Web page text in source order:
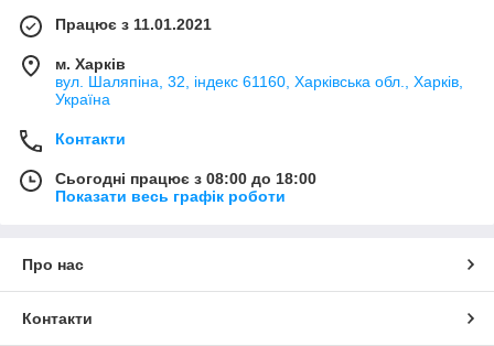
Працює з 11.01.2021
м. Харків
вул. Шаляпіна, 32, індекс 61160, Харківська обл., Харків,
Україна
Контакти
Сьогодні працює з 08:00 до 18:00
Показати весь графік роботи
Про нас
Контакти